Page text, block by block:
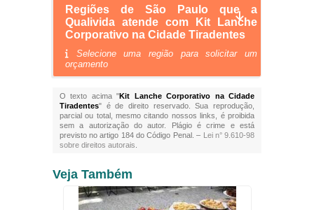
Regiões de São Paulo que a
Qualivida atende com Kit Lanche
Corporativo na Cidade Tiradentes
Selecione uma região para solicitar um
orçamento
O texto acima "Kit Lanche Corporativo na Cidade
Tiradentes" é de direito reservado. Sua reprodução,
parcial ou total, mesmo citando nossos links, é proibida
sem a autorização do autor. Plágio é crime e está
previsto no artigo 184 do Código Penal. – Lei n° 9.610-98
sobre direitos autorais
Veja Também